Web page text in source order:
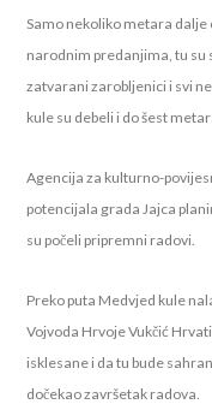
Samo nekoliko metara dalje
narodnim predanjima, tu su
zatvarani zarobljenici i svi
kule su debeli i do šest
Agencija za kulturno-
potencijala grada Jajca
su počeli pripremni radovi.
Preko puta Medvjed kule
Vojvoda Hrvoje Vukčić
isklesane i da tu bude
dočekao završetak radova.